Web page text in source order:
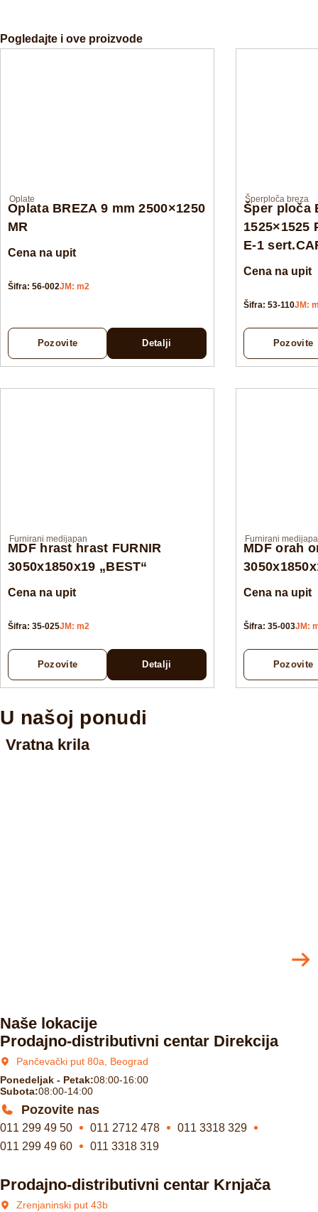
Pogledajte i ove proizvode
Oplate
Oplata BREZA 9 mm 2500×1250
MR
Cena na upit
Šifra: 56-002JM: m2
Pozovite Detalji
Šperploča breza
Šper ploča
1525×1525
E-1
Cena na upit
Šifra: 53-110JM:
Pozovite
Furnirani medijapan
MDF hrast hrast FURNIR
3050x1850x19 „BEST“
Cena na upit
Šifra: 35-025JM: m2
Pozovite Detalji
Furnirani
MDF orah
Cena na upit
Šifra: 35-003JM:
Pozovite
U našoj ponudi
Vratna krila
Naše lokacije
Prodajno-distributivni centar Direkcija
Pančevački put 80a, Beograd
Ponedeljak - Petak:08:00-16:00
Subota:08:00-14:00
Pozovite nas
011 299 49 50 011 2712 478
011 3318 329
011 299 49 60
011 3318 319
Prodajno-distributivni centar Krnjača
Zrenjaninski put 43b